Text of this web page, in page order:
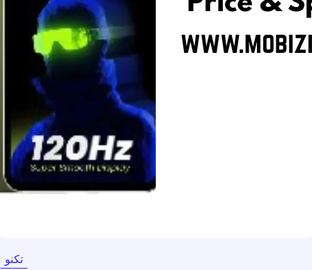
تكنو